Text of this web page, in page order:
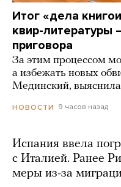
Итог «дела
квир-литературы
приговора
За этим процессом
а избежать новых
Мединский, выяснила
НОВОСТИ 9 часов назад
Испания ввела
с Италией. Ранее
меры из-за